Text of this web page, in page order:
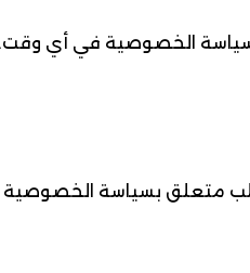
الخصوصية في أي وقت.
متعلق بسياسة الخصوصية